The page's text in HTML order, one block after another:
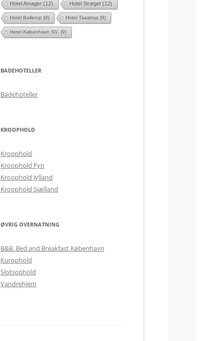
Hotel Amager (12) Hotel Strøget (12)
Hotel Ballerup (9) Hotel Taastrup (9)
Hotel København SV. (9)
BADEHOTELLER
Badehoteller
KROOPHOLD
Kroophold
Kroophold Fyn
Kroophold Jylland
Kroophold Sjælland
ØVRIG OVERNATNING
B&B. Bed and Breakfast København
Kurophold
Slotsophold
Vandrehjem